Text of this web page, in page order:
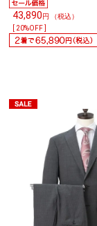
43,890円 （税込）
[ 20%OFF ]